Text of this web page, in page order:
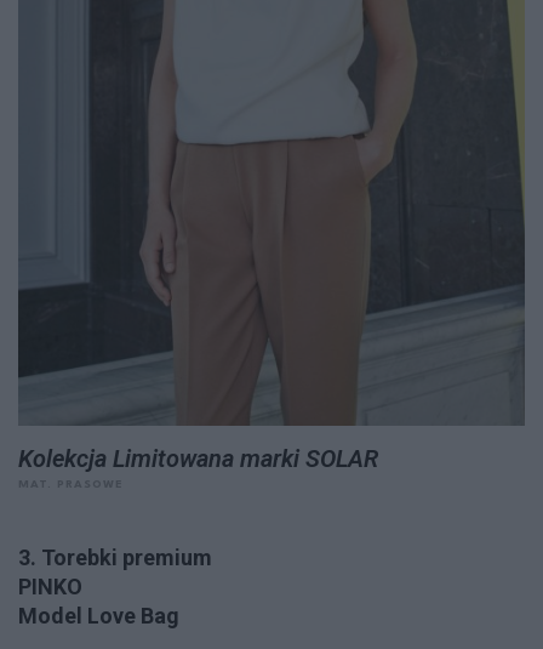
Kolekcja Limitowana marki SOLAR
3. Torebki premium
PINKO
Model Love Bag